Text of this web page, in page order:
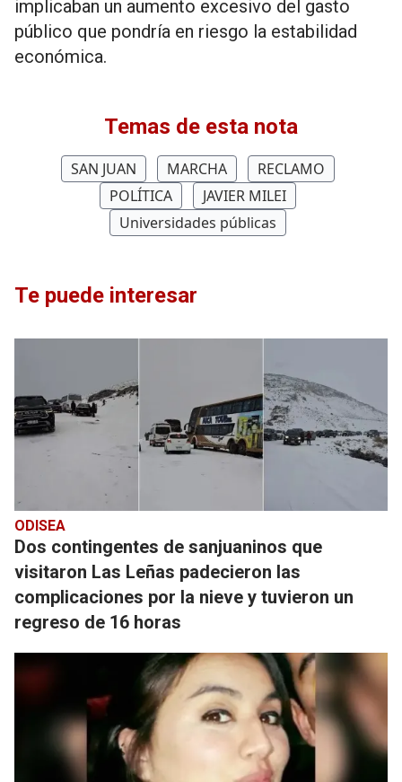
implicaban un aumento excesivo del gasto
público que pondría en riesgo la estabilidad
económica.
Temas de esta nota
SAN JUAN MARCHA
RECLAMO
POLÍTICA
JAVIER MILEI
Universidades públicas
Te puede interesar
ODISEA
Dos contingentes de sanjuaninos que
visitaron Las Leñas padecieron las
complicaciones por la nieve y tuvieron un
regreso de 16 horas